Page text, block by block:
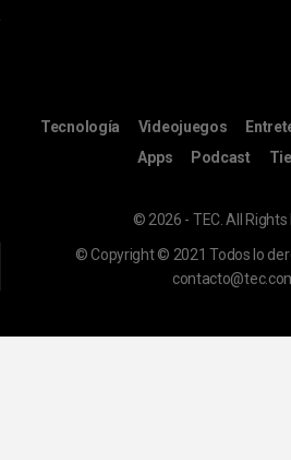
Tecnología Videojuegos
Apps
Podcast
© 2026 - TEC. All Rights
© Copyright © 2021 Todos lo